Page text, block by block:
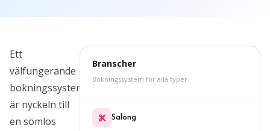
Ett
välfungerande
bokningssystem
är nyckeln till
en sömlös
Branscher
Bokningssystem för alla typer
Salong